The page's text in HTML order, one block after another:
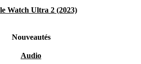
Watch Ultra 2 (2023)
Nouveautés
Audio